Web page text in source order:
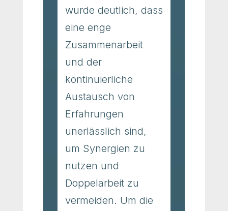
wurde deutlich, dass
eine enge
Zusammenarbeit
und der
kontinuierliche
Austausch von
Erfahrungen
unerlässlich sind,
um Synergien zu
nutzen und
Doppelarbeit zu
vermeiden. Um die